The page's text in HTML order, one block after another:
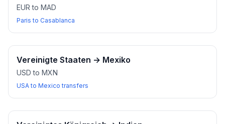
EUR to MAD
Paris to Casablanca
Vereinigte Staaten → Mexiko
USD to MXN
USA to Mexico transfers